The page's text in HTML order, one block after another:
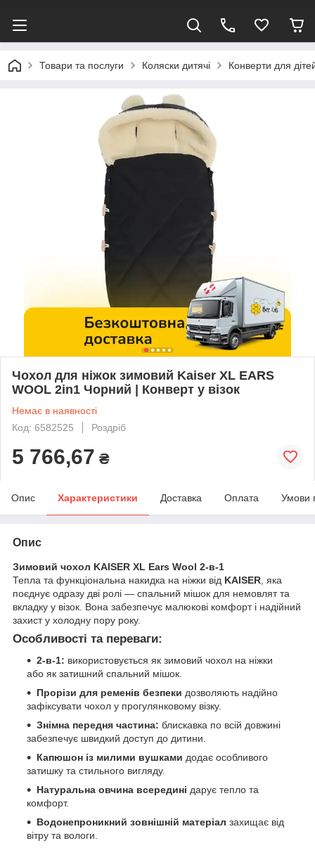
Товари та послуги Коляски дитячі Конверти для
Чохол для ніжок зимовий Kaiser XL EARS
WOOL 2in1 Чорний | Конверт у візок
Немає в наявності
Код: 6582525
Роздріб
5 766,67 ₴
Опис Характеристики Доставка Оплата Умови
Опис
Зимовий чохол KAISER XL Ears Wool 2-в-1
Тепла та функціональна накидка на ніжки від KAISER , яка
поєднує одразу дві ролі — спальний мішок для немовлят та
вкладку у візок. Вона забезпечує малюкові комфорт і надійний
захист у холодну пору року.
Особливості та переваги:
2-в-1: використовується як зимовий чохол на ніжки
або як затишний спальний мішок.
Прорізи для ременів безпеки дозволяють надійно
зафіксувати чохол у прогулянковому візку.
Знімна передня частина: блискавка по всій довжині
забезпечує швидкий доступ до дитини.
Капюшон із милими вушками додає особливого
затишку та стильного вигляду.
Натуральна овчина всередині дарує тепло та
комфорт.
Водонепроникний зовнішній матеріал захищає від
вітру та вологи.